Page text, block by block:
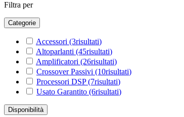
Filtra per
Categorie
Accessori (3risultati)
Altoparlanti (45risultati)
Amplificatori (26risultati)
Crossover Passivi (10risultati)
Processori DSP(7risultati)
Usato Garantito (6risultati)
Disponibilità